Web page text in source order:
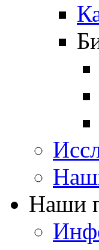
Наши